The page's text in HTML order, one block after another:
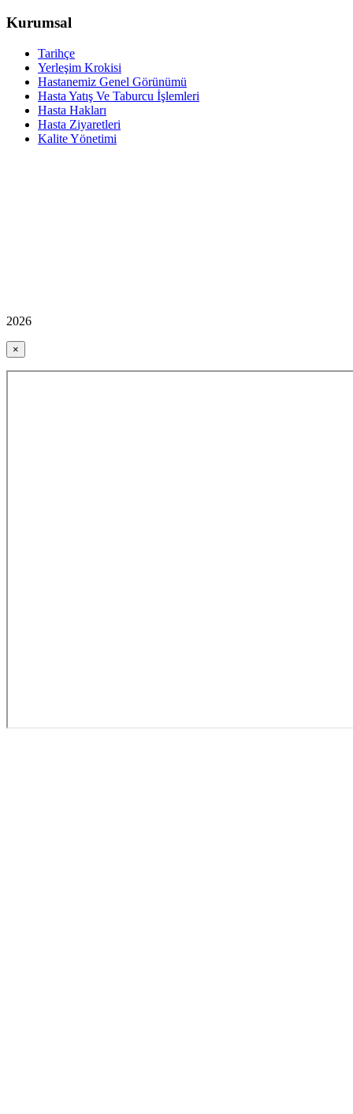
Kurumsal
Tarihçe
Yerleşim Krokisi
Hastanemiz Genel Görünümü
Hasta Yatış Ve Taburcu İşlemleri
Hasta Hakları
Hasta Ziyaretleri
Kalite Yönetimi
2026
×